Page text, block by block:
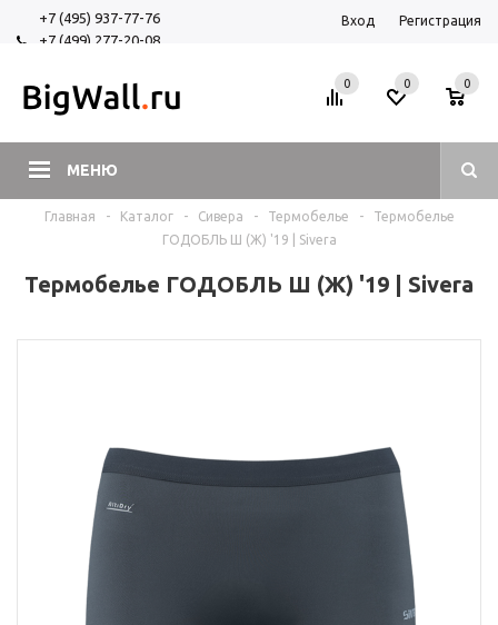
+7 (495) 937-77-76
+7 (499) 277-20-08
Вход Регистрация
МЕНЮ
0 0
0
Главная - Каталог - Сивера - Термобелье -
Термобелье
ГОДОБЛЬ Ш (Ж) '19 | Sivera
Термобелье ГОДОБЛЬ Ш (Ж) '19 | Sivera